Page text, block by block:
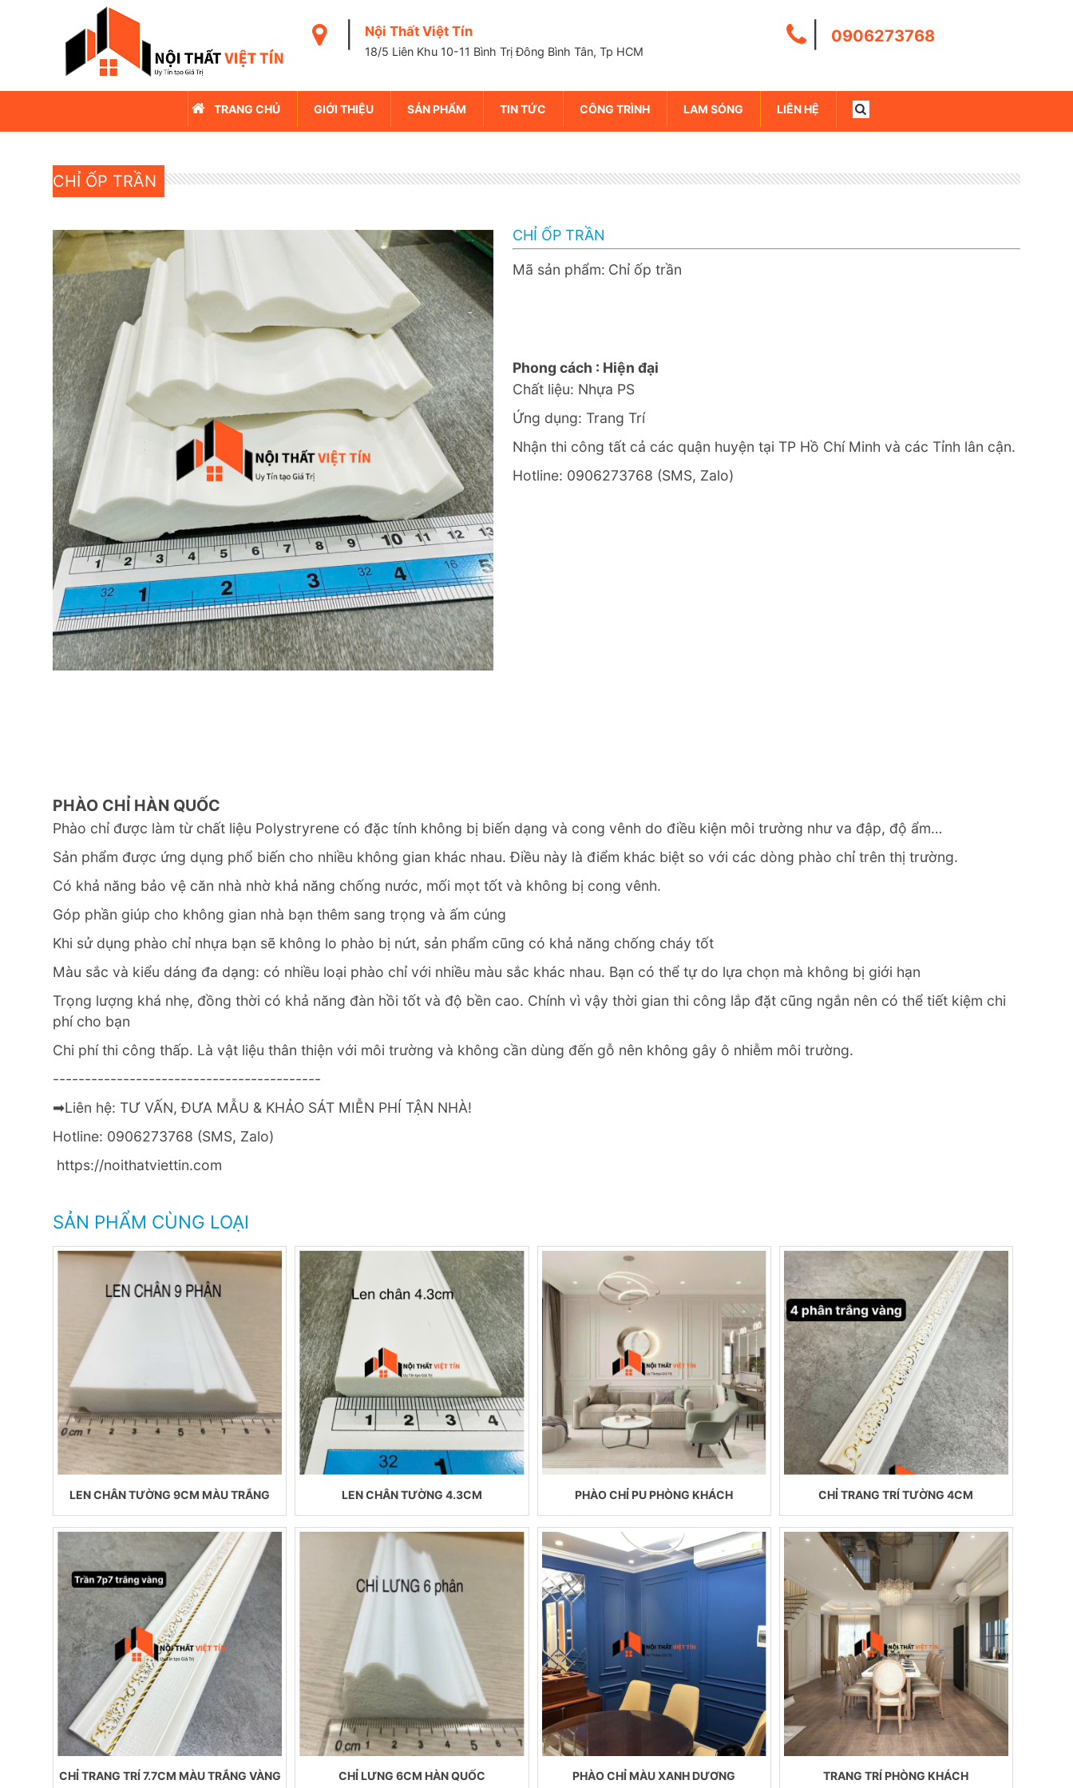
Nội Thất Việt Tín
18/5 Liên Khu 10-11 Bình Trị Đông Bình Tân, Tp HCM
0906273768
TRANG CHỦ GIỚI THIỆU SẢN PHẨM TIN TỨC CÔNG TRÌNH LAM SÓNG LIÊN HỆ
CHỈ ỐP TRẦN
CHỈ ỐP TRẦN
Mã sản phẩm: Chỉ ốp trần
Phong cách : Hiện đại
Chất liệu: Nhựa PS
Ứng dụng: Trang Trí
Nhận thi công tất cả các quận huyện tại TP Hồ Chí Minh và các Tỉnh lân cận.
Hotline: 0906273768 (SMS, Zalo)
PHÀO CHỈ HÀN QUỐC
Phào chỉ được làm từ chất liệu Polystryrene có đặc tính không bị biến dạng và cong vênh do điều kiện môi trường như va đập, độ ẩm…
Sản phẩm được ứng dụng phổ biến cho nhiều không gian khác nhau. Điều này là điểm khác biệt so với các dòng phào chỉ trên thị trường.
Có khả năng bảo vệ căn nhà nhờ khả năng chống nước, mối mọt tốt và không bị cong vênh.
Góp phần giúp cho không gian nhà bạn thêm sang trọng và ấm cúng
Khi sử dụng phào chỉ nhựa bạn sẽ không lo phào bị nứt, sản phẩm cũng có khả năng chống cháy tốt
Màu sắc và kiểu dáng đa dạng: có nhiều loại phào chỉ với nhiều màu sắc khác nhau. Bạn có thể tự do lựa chọn mà không bị giới hạn
Trọng lượng khá nhẹ, đồng thời có khả năng đàn hồi tốt và độ bền cao. Chính vì vậy thời gian thi công lắp đặt cũng ngắn nên có thể tiết kiệm chi
phí cho bạn
Chi phí thi công thấp. Là vật liệu thân thiện với môi trường và không cần dùng đến gỗ nên không gây ô nhiễm môi trường.
------------------------------------------
➡Liên hệ: TƯ VẤN, ĐƯA MẪU & KHẢO SÁT MIỄN PHÍ TẬN NHÀ!
Hotline: 0906273768 (SMS, Zalo)
https://noithatviettin.com
SẢN PHẨM CÙNG LOẠI
LEN CHÂN TƯỜNG 9CM MÀU TRẮNG LEN CHÂN TƯỜNG 4.3CM PHÀO CHỈ PU PHÒNG KHÁCH CHỈ TRANG TRÍ TƯỜNG 4CM
CHỈ TRANG TRÍ 7.7CM MÀU TRẮNG VÀNG CHỈ LƯNG 6CM HÀN QUỐC PHÀO CHỈ MÀU XANH DƯƠNG TRANG TRÍ PHÒNG KHÁCH